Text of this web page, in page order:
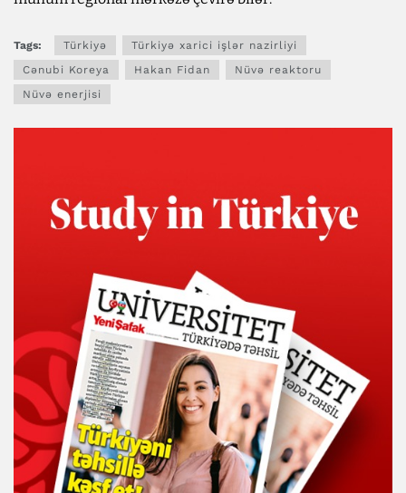
Tags: Türkiyə
Türkiyə xarici işlər nazirliyi
Cənubi Koreya
Hakan Fidan
Nüvə reaktoru
Nüvə enerjisi